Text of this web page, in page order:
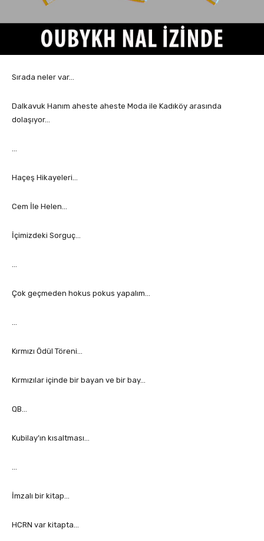
Sırada neler var…
Dalkavuk Hanım aheste aheste Moda ile Kadıköy arasında
dolaşıyor…
Haçeş Hikayeleri…
Cem İle Helen…
İçimizdeki Sorguç…
Çok geçmeden hokus pokus yapalım…
Kırmızı Ödül Töreni…
Kırmızılar içinde bir bayan ve bir bay…
QB…
Kubilay’ın kısaltması…
İmzalı bir kitap…
HCRN var kitapta…